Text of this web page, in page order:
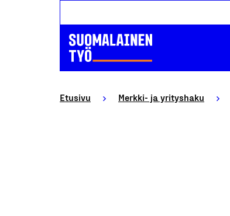
Etusivu Merkki- ja yrityshaku